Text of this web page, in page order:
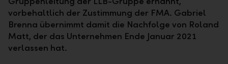
vorbehaltlich der Zustimmung der FMA. Gabriel
Brenna übernimmt damit die Nachfolge von Roland
Matt, der das Unternehmen Ende Januar 2021
verlassen hat.